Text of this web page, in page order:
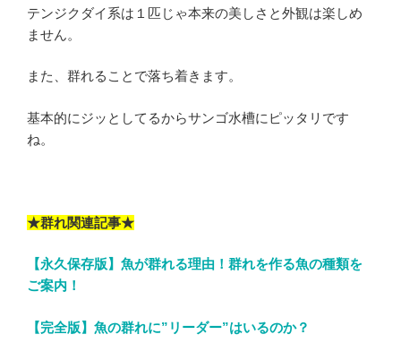
テンジクダイ系は１匹じゃ本来の美しさと外観は楽しめ
ません。
また、群れることで落ち着きます。
基本的にジッとしてるからサンゴ水槽にピッタリです
ね。
★群れ関連記事★
【永久保存版】魚が群れる理由！群れを作る魚の種類を
ご案内！
【完全版】魚の群れに”リーダー”はいるのか？